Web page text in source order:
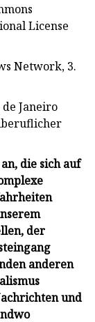
License
Network, 3.
Janeiro
die sich auf
der
anderen
und